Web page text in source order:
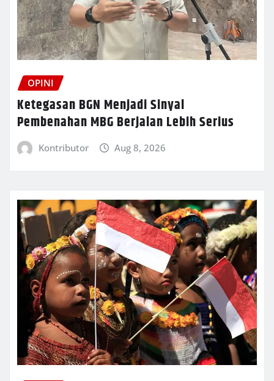
OPINI
Ketegasan BGN Menjadi Sinyal
Pembenahan MBG Berjalan Lebih Serius
Kontributor Aug 8, 2026